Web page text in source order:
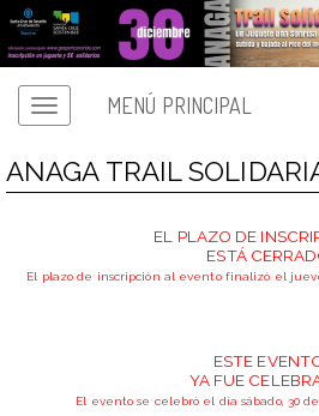
MENÚ PRINCIPAL
ANAGA TRAIL
EL PLAZO DE
ESTÁ
El plazo de inscripción al evento finalizó el
ESTE
YA FUE
El evento se celebró el día sábado, 30